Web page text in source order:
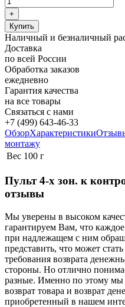
Наличный и безналичный
Доставка
по всей России
Обработка заказов
ежедневно
Гарантия качества
на все товары
Связаться с нами
+7 (499) 643-46-33
ОбзорХарактеристики
монтажу
Вес 100 г
Пульт 4-х зон. к
отзывы
Мы уверены в высоком
гарантируем Вам, что
при надлежащем с ним
представить, что может
требования возврата
стороны. Но отлично
разные. Именно по этому
возврат товара и возврат
приобретенный в нашем